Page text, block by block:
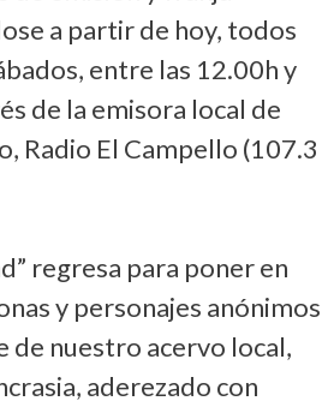
a partir de hoy, todos
entre las 12.00h y
de la emisora local de
Radio El Campello (107.3
regresa para poner en
y personajes anónimos
de nuestro acervo local,
aderezado con